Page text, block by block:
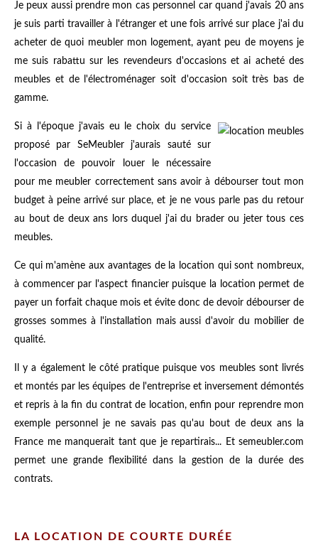
Je peux aussi prendre mon cas personnel car quand j'avais 20 ans
je suis parti travailler à l'étranger et une fois arrivé sur place j'ai du
acheter de quoi meubler mon logement, ayant peu de moyens je
me suis rabattu sur les revendeurs d'occasions et ai acheté des
meubles et de l'électroménager soit d'occasion soit très bas de
gamme.
Si à l'époque j'avais eu le choix du service
proposé par SeMeubler j'aurais sauté sur
l'occasion de pouvoir louer le nécessaire
pour me meubler correctement sans avoir à débourser tout mon
budget à peine arrivé sur place, et je ne vous parle pas du retour
au bout de deux ans lors duquel j'ai du brader ou jeter tous ces
meubles.
Ce qui m'amène aux avantages de la location qui sont nombreux,
à commencer par l'aspect financier puisque la location permet de
payer un forfait chaque mois et évite donc de devoir débourser de
grosses sommes à l'installation mais aussi d'avoir du mobilier de
qualité.
Il y a également le côté pratique puisque vos meubles sont livrés
et montés par les équipes de l'entreprise et inversement démontés
et repris à la fin du contrat de location, enfin pour reprendre mon
exemple personnel je ne savais pas qu'au bout de deux ans la
France me manquerait tant que je repartirais... Et semeubler.com
permet une grande flexibilité dans la gestion de la durée des
contrats.
LA LOCATION DE COURTE DURÉE